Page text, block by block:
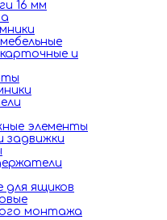
16 мм
и
элементы
задвижки
ящиков
монтажа